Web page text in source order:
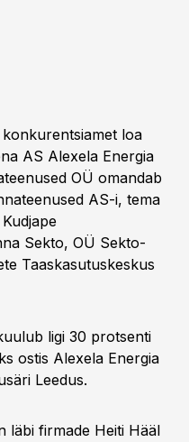
loa
AS Alexela Energia
OÜ omandab
AS-i, tema
Sekto, OÜ Sekto-
Taaskasutuskeskus
ligi 30 protsenti
ostis Alexela Energia
Leedus.
läbi firmade Heiti Hääl